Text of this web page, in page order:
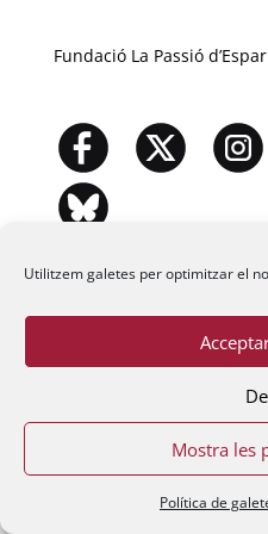
Utilitzem galetes per optimitzar el
Mostra les
Política de
Fundació La Passió